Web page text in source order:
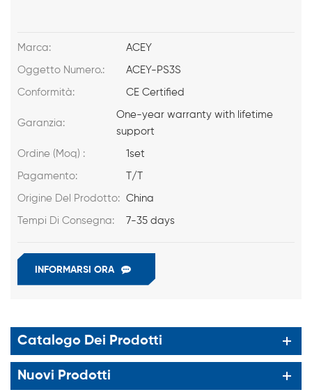
Marca: ACEY
Oggetto Numero.: ACEY-PS3S
Conformità: CE Certified
Garanzia:
One-year warranty with lifetime
support
Ordine (Moq) : 1set
Pagamento: T/T
Origine Del Prodotto: China
Tempi Di Consegna: 7-35 days
INFORMARSI ORA
Catalogo Dei Prodotti
Nuovi Prodotti